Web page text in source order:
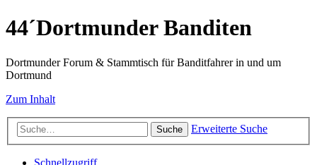
44´Dortmunder Banditen
Dortmunder Forum & Stammtisch für Banditfahrer in und um
Dortmund
Zum Inhalt
Suche Erweiterte Suche